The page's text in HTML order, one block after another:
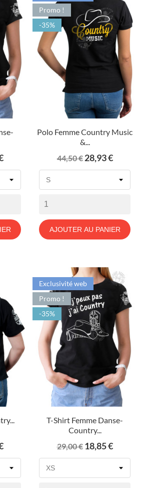
Polo Femme Country Music
&...
Prix
de
44,50 € Prix
28,93 €
AJOUTER AU PANIER
Promo !
-35%
T-Shirt Femme Danse-
Country...
Prix
de
29,00 € Prix
18,85 €
Exclusivité web
Promo !
-35%